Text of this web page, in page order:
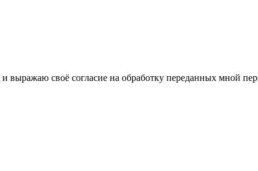
и выражаю своё согласие на обработку переданных мной